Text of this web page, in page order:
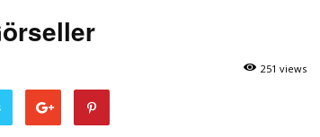
251 views